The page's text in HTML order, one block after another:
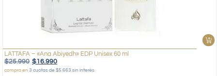
LATTAFA – «Ana Abiyedh» EDP Unisex 60 ml
$25.990 $16.990
compra en 3 cuotas de $5.663 sin interés